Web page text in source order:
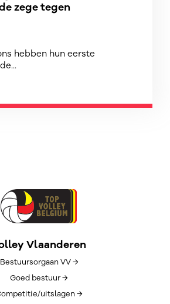
zege tegen
hebben hun eerste
Vlaanderen
Bestuursorgaan VV →
Goed bestuur →
uitslagen →